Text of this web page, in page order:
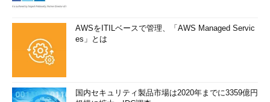
AWSをITILベースで管理、「AWS Managed Servic
es」とは
国内セキュリティ製品市場は2020年までに3359億円